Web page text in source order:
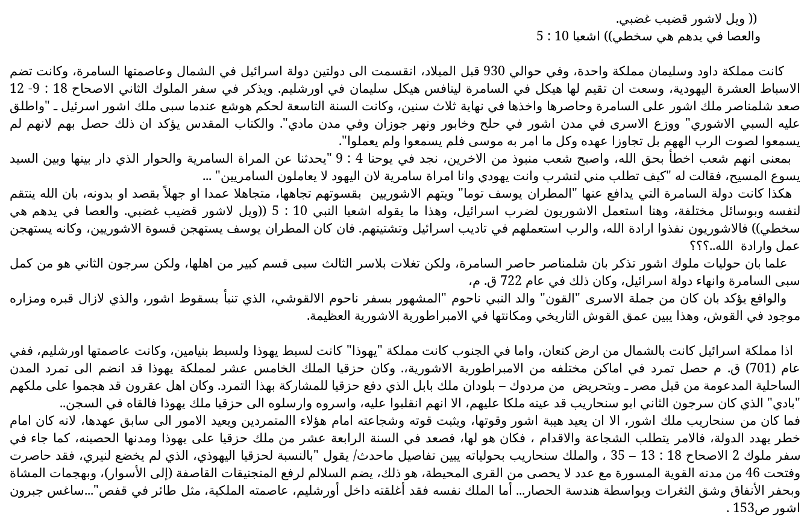
(( ويل لاشور قضيب غضبي.
والعصا في يدهم هي سخطي)) اشعيا 10 : 5
كانت مملكة داود وسليمان مملكة واحدة، وفي حوالي 930 قبل الميلاد، انقسمت الى دولتين دولة اسرائيل في الشمال وعاصمتها السامرة، وكانت تضم
الاسباط العشرة اليهودية، وسعت ان تقيم لها هيكل في السامرة لينافس هيكل سليمان في اورشليم. ويذكر في سفر الملوك الثاني الاصحاح 18 : 9- 12
صعد شلمناصر ملك اشور على السامرة وحاصرها واخذها في نهاية ثلاث سنين، وكانت السنة التاسعة لحكم هوشع عندما سبى ملك اشور اسرئيل ـ "واطلق
عليه السبي الاشوري" ووزع الاسرى في مدن اشور في حلح وخابور ونهر جوزان وفي مدن مادي". والكتاب المقدس يؤكد ان ذلك حصل بهم لانهم لم
يسمعوا لصوت الرب الههم بل تجاوزا عهده وكل ما امر به موسى فلم يسمعوا ولم يعملوا".
بمعنى انهم شعب اخطأ بحق الله، واصبح شعب منبوذ من الاخرين، نجد في يوحنا 4 : 9 "يحدثنا عن المراة السامرية والحوار الذي دار بينها وبين السيد
يسوع المسيح، فقالت له "كيف تطلب مني لتشرب وانت يهودي وانا امراة سامرية لان اليهود لا يعاملون السامريين" ...
هكذا كانت دولة السامرة التي يدافع عنها "المطران يوسف توما" ويتهم الاشوريين بقسوتهم تجاهها، متجاهلا عمدا او جهلاً بقصد او بدونه، بان الله ينتقم
لنفسه وبوسائل مختلفة، وهنا استعمل الاشوريون لضرب اسرائيل، وهذا ما يقوله اشعيا النبي 10 : 5 ((ويل لاشور قضيب غضبي. والعصا في يدهم هي
سخطي)) فالاشوريون نفذوا ارادة الله، والرب استعملهم في تاديب اسرائيل وتشتيتهم. فان كان المطران يوسف يستهجن قسوة الاشوريين، وكانه يستهجن
عمل وارادة الله..؟؟؟
علما بان حوليات ملوك اشور تذكر بان شلمناصر حاصر السامرة، ولكن تغلات بلاسر الثالث سبى قسم كبير من اهلها، ولكن سرجون الثاني هو من كمل
سبى السامرة وانهاء دولة اسرائيل، وكان ذلك في عام 722 ق. م،
والواقع يؤكد بان كان من جملة الاسرى "القون" والد النبي ناحوم "المشهور بسفر ناحوم الالقوشي، الذي تنبأ بسقوط اشور، والذي لازال قبره ومزاره
موجود في القوش، وهذا يبين عمق القوش التاريخي ومكانتها في الامبراطورية الاشورية العظيمة.
اذا مملكة اسرائيل كانت بالشمال من ارض كنعان، واما في الجنوب كانت مملكة "يهوذا" كانت لسبط يهوذا ولسبط بنيامين، وكانت عاصمتها اورشليم، ففي
عام (701) ق. م حصل تمرد في اماكن مختلفه من الامبراطورية الاشورية،. وكان حزقيا الملك الخامس عشر لمملكة يهوذا قد انضم الى تمرد المدن
الساحلية المدعومة من قبل مصر ـ وبتحريض من مردوك – بلودان ملك بابل الذي دفع حزقيا للمشاركة بهذا التمرد. وكان اهل عقرون قد هجموا على ملكهم
"بادي" الذي كان سرجون الثاني ابو سنحاريب قد عينه ملكا عليهم، الا انهم انقلبوا عليه، واسروه وارسلوه الى حزقيا ملك يهوذا فالقاه في السجن..
فما كان من سنحاريب ملك اشور، الا ان يعيد هيبة اشور وقوتها، ويثبت قوته وشجاعته امام هؤلاء االمتمردين ويعيد الامور الى سابق عهدها، لانه كان امام
خطر يهدد الدولة، فالامر يتطلب الشجاعة والاقدام ، فكان هو لها، فصعد في السنة الرابعة عشر من ملك حزقيا على يهوذا ومدنها الحصينه، كما جاء في
سفر ملوك 2 الاصحاح 18 : 13 – 35 ، والملك سنحاريب بحولياته يبين تفاصيل ماحدث/ يقول "بالنسبة لحزقيا اليهوذي، الذي لم يخضع لنيري، فقد حاصرت
وفتحت 46 من مدنه القوية المسورة مع عدد لا يحصى من القرى المحيطة، هو ذلك، يضم السلالم لرفع المنجنيقات القاصفة (إلى الأسوار)، وبهجمات المشاة
وبحفر الأنفاق وشق الثغرات وبواسطة هندسة الحصار... أما الملك نفسه فقد أغلقته داخل أورشليم، عاصمته الملكية، مثل طائر في قفص"...ساغس جبرون
اشور ص153 .